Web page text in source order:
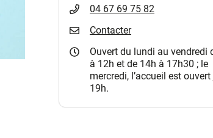
04 67 69 75 82
Contacter
Ouvert du lundi au vendredi
à 12h et de 14h à 17h30 ; le
mercredi, l’accueil est ouvert
19h.